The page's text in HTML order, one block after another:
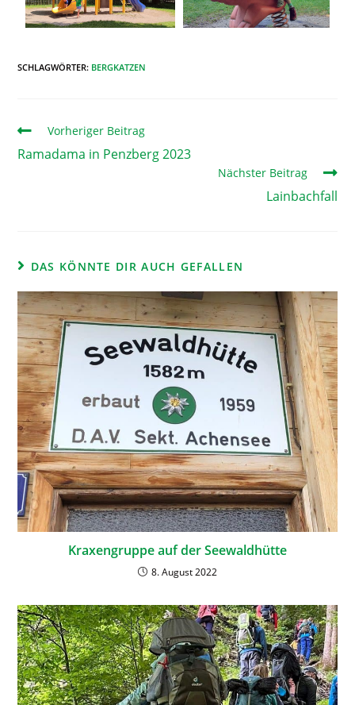
SCHLAGWÖRTER: BERGKATZEN
Vorheriger Beitrag
Ramadama in Penzberg 2023
Nächster Beitrag
Lainbachfall
DAS KÖNNTE DIR AUCH GEFALLEN
Kraxengruppe auf der Seewaldhütte
8. August 2022